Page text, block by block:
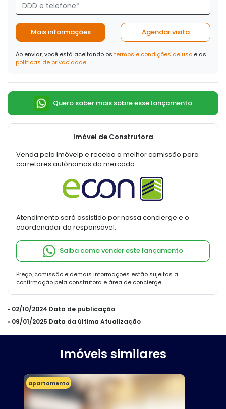
Mais informações Agendar visita
Ao enviar, você está aceitando os termos e condições de uso e as
políticas de privacidade
Quero saber mais sobre esse lançamento
Imóvel de Construtora
Venda pela Imóvelp e receba a melhor comissão para
corretores autônomos do mercado
Atendimento será assistido por nossa concierge e o
coordenador da responsável.
Saiba como vender este lançamento
Preço, comissão e demais informações estão sujeitas a
confirmação pela construtora e área de concierge
• 02/10/2024 Data de publicação
• 09/01/2025 Data da última Atualização
Imóveis similares
apartamento